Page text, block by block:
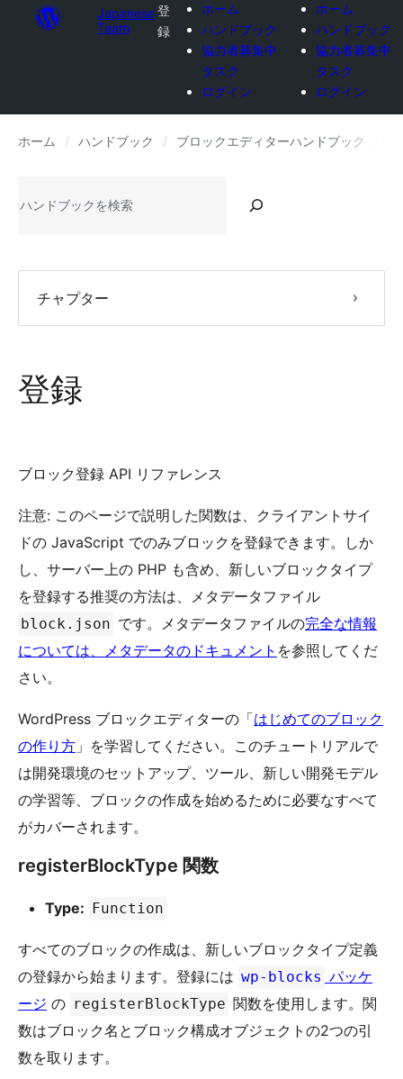
Japanese
Team
登
録
ホーム
ハンドブック
協力者募集中
タスク
ログイン
ホーム
ハンドブック
協力者募集中
タスク
ログイン
ホーム ハンドブック ブロックエディターハンドブック
索
登録
ブロック登録 API リファレンス
注意: このページで説明した関数は、クライアントサイ
ドの JavaScript でのみブロックを登録できます。しか
し、サーバー上の PHP も含め、新しいブロックタイプ
を登録する推奨の方法は、メタデータファイル
block.json です。メタデータファイルの完全な情報
については、メタデータのドキュメント を参照してくだ
さい。
WordPress ブロックエディターの「はじめてのブロック
の作り方 」を学習してください。このチュートリアルで
は開発環境のセットアップ、ツール、新しい開発モデル
の学習等、ブロックの作成を始めるために必要なすべて
がカバーされます。
registerBlockType 関数
Type: Function
すべてのブロックの作成は、新しいブロックタイプ定義
の登録から始まります。登録には wp-blocks パッケ
ージ の registerBlockType 関数を使用します。関
数はブロック名とブロック構成オブジェクトの2つの引
数を取ります。
チャプター